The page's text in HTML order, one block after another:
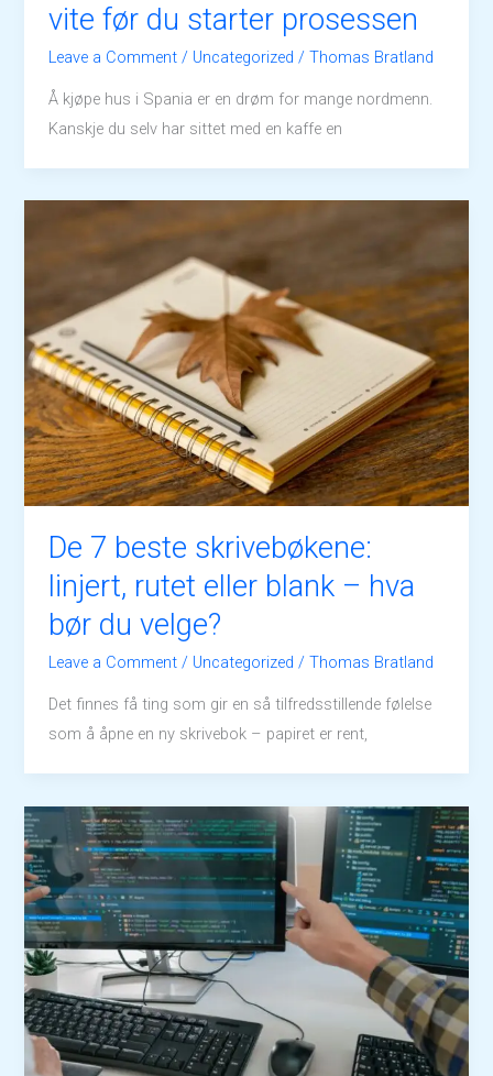
vite før du starter prosessen
Leave a Comment / Uncategorized /Thomas Bratland
Å kjøpe hus i Spania er en drøm for mange nordmenn.
Kanskje du selv har sittet med en kaffe en
De 7 beste skrivebøkene:
linjert, rutet eller blank – hva
bør du velge?
Leave a Comment / Uncategorized /Thomas Bratland
Det finnes få ting som gir en så tilfredsstillende følelse
som å åpne en ny skrivebok – papiret er rent,